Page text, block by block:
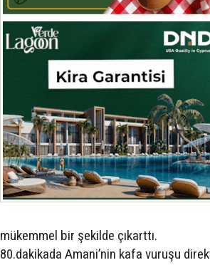
mükemmel bir şekilde çıkarttı.
80.dakikada Amani’nin kafa vuruşu